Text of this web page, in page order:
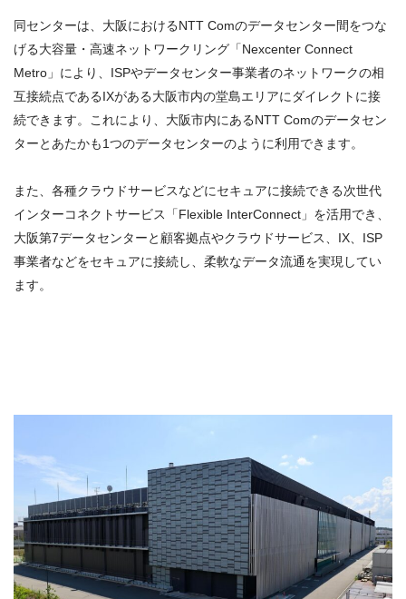
同センターは、大阪におけるNTT Comのデータセンター間をつな
げる大容量・高速ネットワークリング「Nexcenter Connect
Metro」により、ISPやデータセンター事業者のネットワークの相
互接続点であるIXがある大阪市内の堂島エリアにダイレクトに接
続できます。これにより、大阪市内にあるNTT Comのデータセン
ターとあたかも1つのデータセンターのように利用できます。
また、各種クラウドサービスなどにセキュアに接続できる次世代
インターコネクトサービス「Flexible InterConnect」を活用でき、
大阪第7データセンターと顧客拠点やクラウドサービス、IX、ISP
事業者などをセキュアに接続し、柔軟なデータ流通を実現してい
ます。